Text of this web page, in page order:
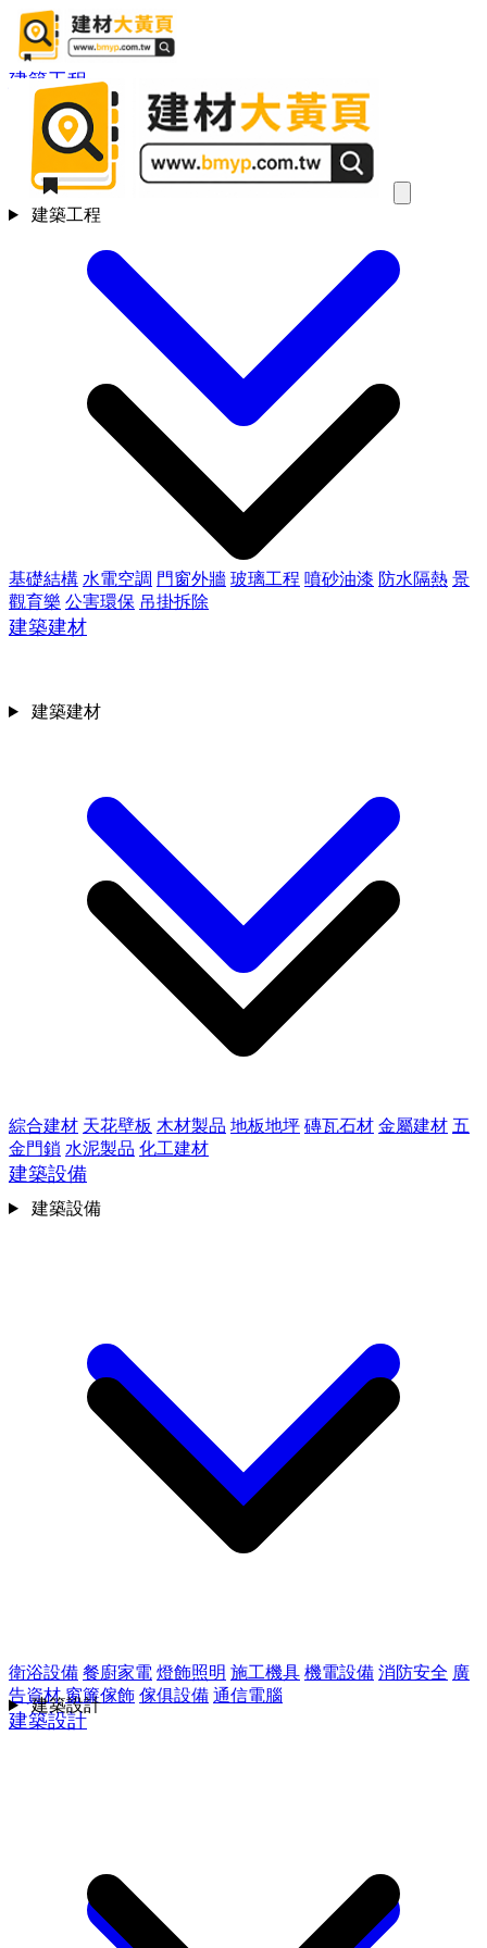
建築工程
基礎結構 水電空調 門窗外牆 玻璃工程 噴砂油漆 防水隔熱 景
觀育樂 公害環保 吊掛拆除
建築建材
綜合建材 天花壁板 木材製品 地板地坪 磚瓦石材 金屬建材 五
金門鎖 水泥製品 化工建材
建築設備
衛浴設備 餐廚家電 燈飾照明 施工機具 機電設備 消防安全 廣
告資材 窗簾傢飾 傢俱設備 通信電腦
建築設計
建築工程
建築建材
建築設備
建築設計